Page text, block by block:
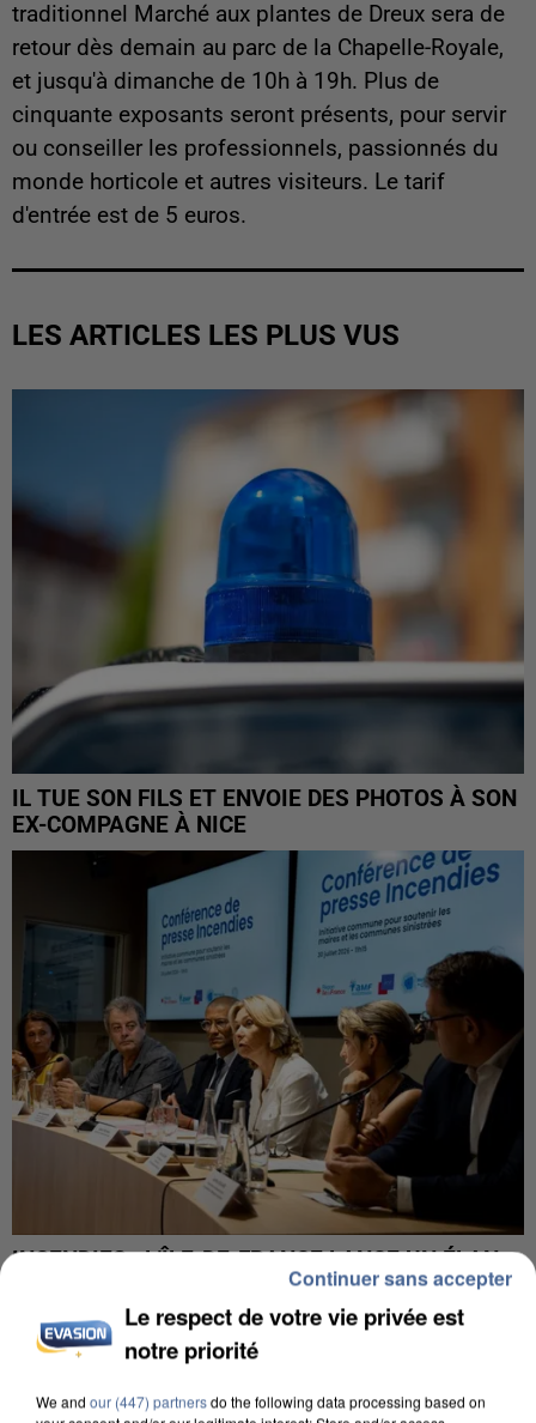
traditionnel Marché aux plantes de Dreux sera de
retour dès demain au parc de la Chapelle-Royale,
et jusqu'à dimanche de 10h à 19h. Plus de
cinquante exposants seront présents, pour servir
ou conseiller les professionnels, passionnés du
monde horticole et autres visiteurs. Le tarif
d'entrée est de 5 euros.
LES ARTICLES LES PLUS VUS
IL TUE SON FILS ET ENVOIE DES PHOTOS À SON
EX-COMPAGNE À NICE
INCENDIES : L’ÎLE-DE-FRANCE LANCE UN ÉLAN
DE SOLIDARITÉ AVEC LES...
Le respect de votre vie privée est
notre priorité
We and our (447) partnersdo the following data processing based on
Continuer sans accepter